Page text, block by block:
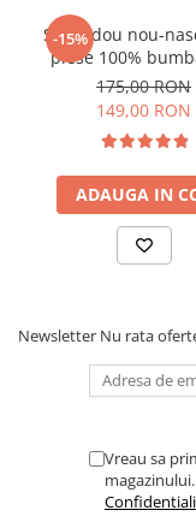
-15%
Set cadou nou-
piese 100%
175,00 RON
149,00 RON
ADAUGA IN
Newsletter Nu rata
Vreau sa